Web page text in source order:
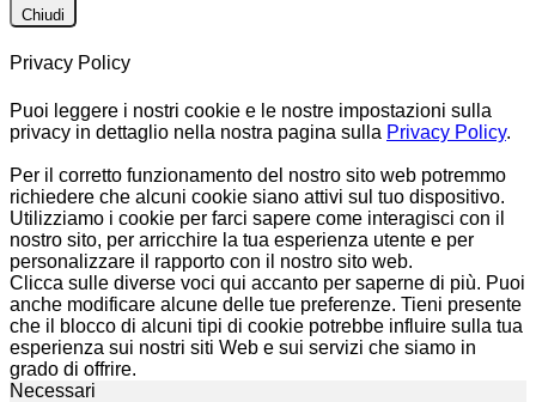
Chiudi
Privacy Policy
Puoi leggere i nostri cookie e le nostre impostazioni sulla
privacy in dettaglio nella nostra pagina sulla Privacy Policy.
Per il corretto funzionamento del nostro sito web potremmo
richiedere che alcuni cookie siano attivi sul tuo dispositivo.
Utilizziamo i cookie per farci sapere come interagisci con il
nostro sito, per arricchire la tua esperienza utente e per
personalizzare il rapporto con il nostro sito web.
Clicca sulle diverse voci qui accanto per saperne di più. Puoi
anche modificare alcune delle tue preferenze. Tieni presente
che il blocco di alcuni tipi di cookie potrebbe influire sulla tua
esperienza sui nostri siti Web e sui servizi che siamo in
grado di offrire.
Necessari